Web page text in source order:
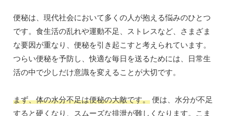
便秘は、現代社会において多くの人が抱える悩みのひとつ
です。食生活の乱れや運動不足、ストレスなど、さまざま
な要因が重なり、便秘を引き起こすと考えられています。
つらい便秘を予防し、快適な毎日を送るためには、日常生
活の中で少しだけ意識を変えることが大切です。
まず、体の水分不足は便秘の大敵です。 便は、水分が不足
すると硬くなり、スムーズな排泄が難しくなります。こま